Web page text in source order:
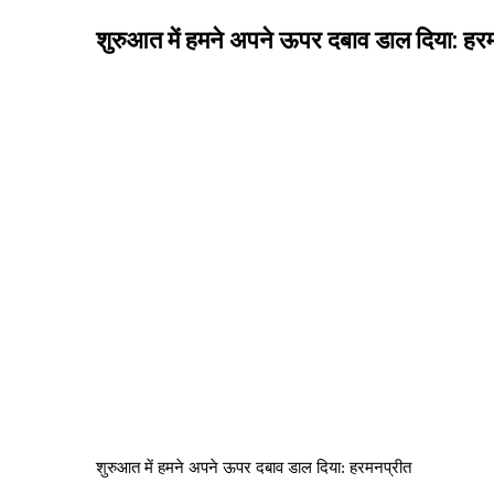
शुरुआत में हमने अपने ऊपर दबाव डाल दिया:
शुरुआत में हमने अपने ऊपर दबाव डाल दिया: हरमनप्रीत